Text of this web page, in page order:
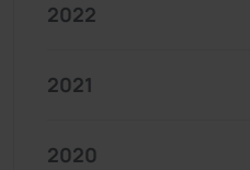
2022
2021
2020